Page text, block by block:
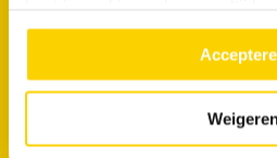
meer over in onsprivacy beleid.
“Kennis van zaken .
Waar voor je geld. Als het
je dat beter doorgeven
jullie...”